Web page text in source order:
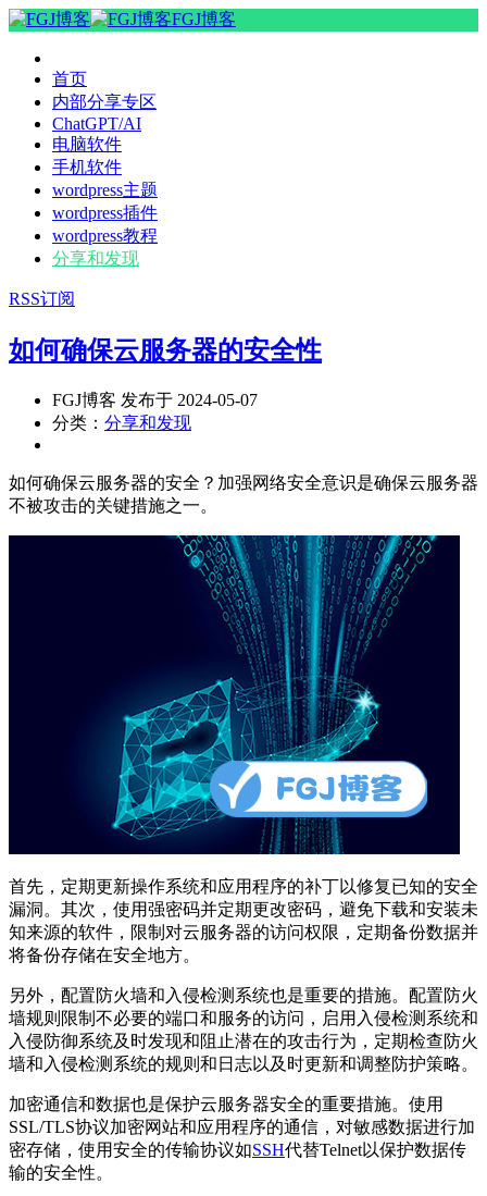
FGJ博客
首页
内部分享专区
ChatGPT/AI
电脑软件
手机软件
wordpress主题
wordpress插件
wordpress教程
分享和发现
RSS订阅
如何确保云服务器的安全性
FGJ博客 发布于 2024-05-07
分类： 分享和发现
如何确保云服务器的安全？加强网络安全意识是确保云服务器
不被攻击的关键措施之一。
首先，定期更新操作系统和应用程序的补丁以修复已知的安全
漏洞。其次，使用强密码并定期更改密码，避免下载和安装未
知来源的软件，限制对云服务器的访问权限，定期备份数据并
将备份存储在安全地方。
另外，配置防火墙和入侵检测系统也是重要的措施。配置防火
墙规则限制不必要的端口和服务的访问，启用入侵检测系统和
入侵防御系统及时发现和阻止潜在的攻击行为，定期检查防火
墙和入侵检测系统的规则和日志以及时更新和调整防护策略。
加密通信和数据也是保护云服务器安全的重要措施。使用
SSL/TLS协议加密网站和应用程序的通信，对敏感数据进行加
密存储，使用安全的传输协议如SSH代替Telnet以保护数据传
输的安全性。